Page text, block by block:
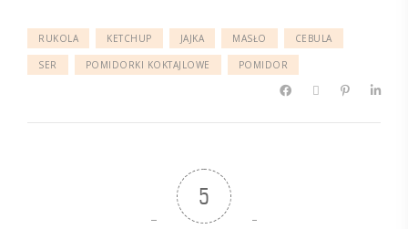
RUKOLA KETCHUP JAJKA MASŁO CEBULA
SER POMIDORKI KOKTAJLOWE POMIDOR
5